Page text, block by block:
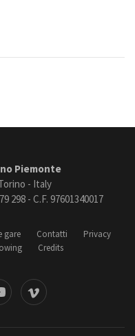
Piemonte
- Italy
298 - C.F. 97601340017
gare Contatti
Privacy
Credits